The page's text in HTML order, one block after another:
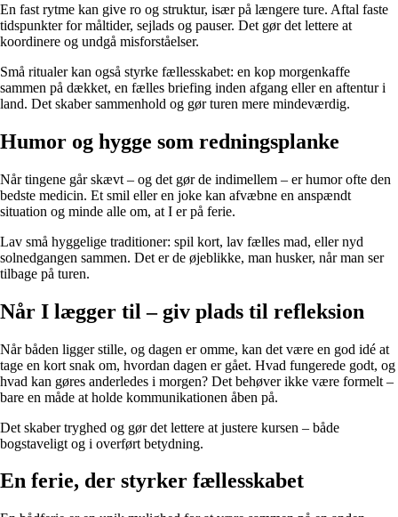
En fast rytme kan give ro og struktur, især på længere ture. Aftal faste
tidspunkter for måltider, sejlads og pauser. Det gør det lettere at
koordinere og undgå misforståelser.
Små ritualer kan også styrke fællesskabet: en kop morgenkaffe
sammen på dækket, en fælles briefing inden afgang eller en aftentur i
land. Det skaber sammenhold og gør turen mere mindeværdig.
Humor og hygge som redningsplanke
Når tingene går skævt – og det gør de indimellem – er humor ofte den
bedste medicin. Et smil eller en joke kan afvæbne en anspændt
situation og minde alle om, at I er på ferie.
Lav små hyggelige traditioner: spil kort, lav fælles mad, eller nyd
solnedgangen sammen. Det er de øjeblikke, man husker, når man ser
tilbage på turen.
Når I lægger til – giv plads til refleksion
Når båden ligger stille, og dagen er omme, kan det være en god idé at
tage en kort snak om, hvordan dagen er gået. Hvad fungerede godt, og
hvad kan gøres anderledes i morgen? Det behøver ikke være formelt –
bare en måde at holde kommunikationen åben på.
Det skaber tryghed og gør det lettere at justere kursen – både
bogstaveligt og i overført betydning.
En ferie, der styrker fællesskabet